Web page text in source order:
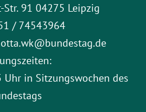
Str. 91 04275 Leipzig
/ 74543964
in Sitzungswochen des